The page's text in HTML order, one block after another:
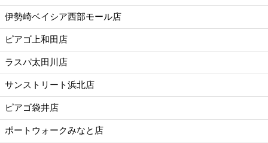
伊勢崎ベイシア西部モール店
ピアゴ上和田店
ラスパ太田川店
サンストリート浜北店
ピアゴ袋井店
ポートウォークみなと店